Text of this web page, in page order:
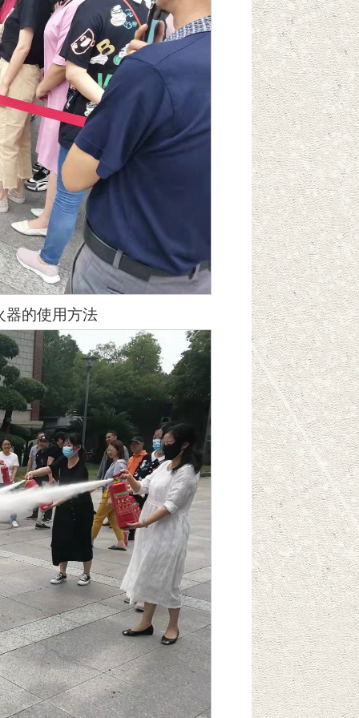
器的使用方法